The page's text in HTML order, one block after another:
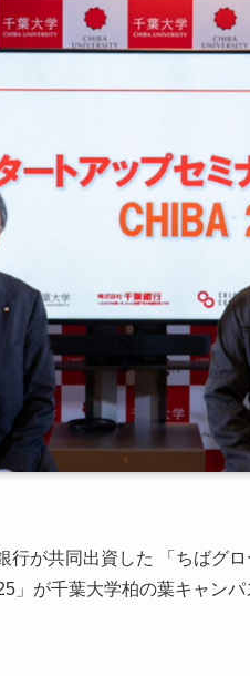
が共同出資した 「ちばグ
」が千葉大学柏の葉キャン